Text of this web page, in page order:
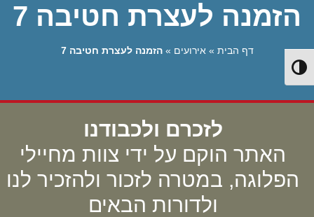
Toggle High Contrast
הזמנה לעצרת חטיבה 7
דף הבית »אירועים »הזמנה לעצרת חטיבה 7
לזכרם ולכבודנו
האתר הוקם על ידי צוות מחיילי
הפלוגה, במטרה לזכור ולהזכיר לנו
ולדורות הבאים